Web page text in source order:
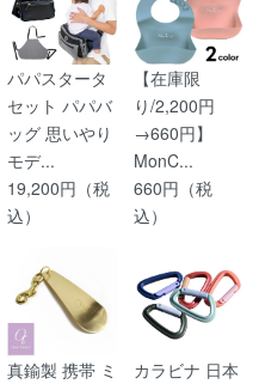
パパスタータ
セット パパバ
ッグ 思いやり
モデ...
19,200円（税
込）
【在庫限
り/2,200円
→660円】
MonC...
660円（税
込）
真鍮製 携帯 ミ
カラビナ 日本